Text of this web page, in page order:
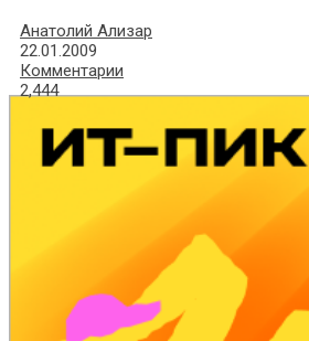
Анатолий Ализар
22.01.2009
Комментарии
2,444